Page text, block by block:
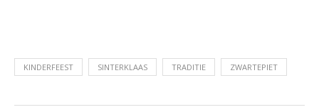
KINDERFEEST SINTERKLAAS TRADITIE ZWARTEPIET